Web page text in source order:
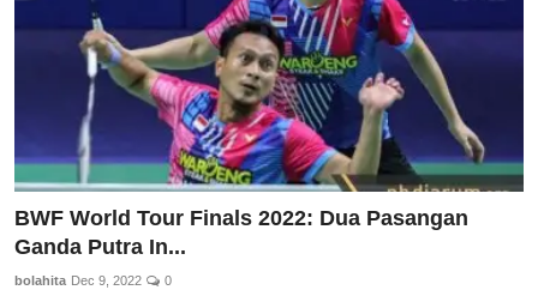
BWF World Tour Finals 2022: Dua Pasangan
Ganda Putra In...
bolahita Dec 9, 2022 0